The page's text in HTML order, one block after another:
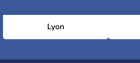
Lyon